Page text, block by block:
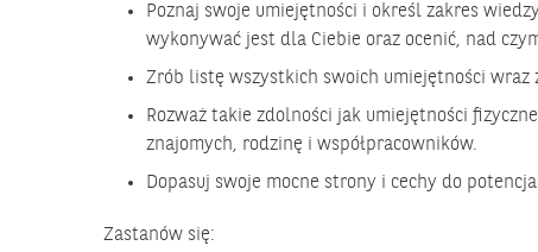
Poznaj swoje umiejętności i określ zakres
wykonywać jest dla Ciebie oraz ocenić, nad
Zrób listę wszystkich swoich umiejętności wraz
Rozważ takie zdolności jak umiejętności
znajomych, rodzinę i współpracowników.
Dopasuj swoje mocne strony i cechy do
Zastanów się: